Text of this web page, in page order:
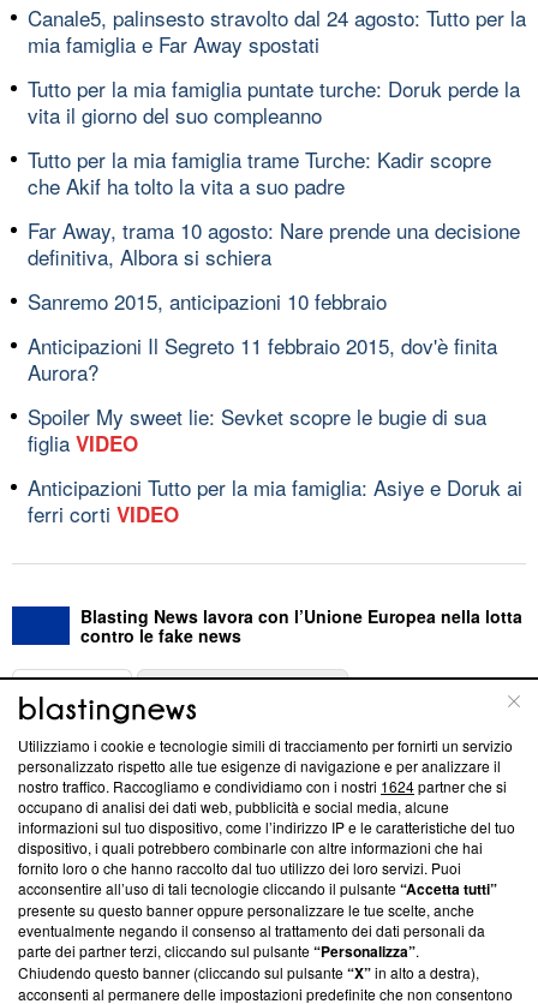
Canale5, palinsesto stravolto dal 24 agosto: Tutto per la
mia famiglia e Far Away spostati
Tutto per la mia famiglia puntate turche: Doruk perde la
vita il giorno del suo compleanno
Tutto per la mia famiglia trame Turche: Kadir scopre
che Akif ha tolto la vita a suo padre
Far Away, trama 10 agosto: Nare prende una decisione
definitiva, Albora si schiera
Sanremo 2015, anticipazioni 10 febbraio
Anticipazioni Il Segreto 11 febbraio 2015, dov'è finita
Aurora?
Spoiler My sweet lie: Sevket scopre le bugie di sua
figlia VIDEO
Anticipazioni Tutto per la mia famiglia: Asiye e Doruk ai
ferri corti VIDEO
Blasting News lavora con l’Unione Europea nella lotta
contro le fake news
ABOUT
Questa sezione offre informazioni trasparenti su Blasting
News, sui nostri processi editoriali e su come ci impegniamo a
creare news di qualità. Inoltre, afferma la nostra aderenza a
‘Trust Project - News with Integrity’Blasting News non è
ancora membro del programma, ma ha richiesto di farne
parte; Trust Project non ha ancora effettuato una verifica di
conformità agli standard.
Su di noi
Utilizziamo i cookie e tecnologie simili di tracciamento per fornirti un servizio
personalizzato rispetto alle tue esigenze di navigazione e per analizzare il
nostro traffico. Raccogliamo e condividiamo con i nostri 1624partner che si
occupano di analisi dei dati web, pubblicità e social media, alcune
informazioni sul tuo dispositivo, come l’indirizzo IP e le caratteristiche del tuo
dispositivo, i quali potrebbero combinarle con altre informazioni che hai
fornito loro o che hanno raccolto dal tuo utilizzo dei loro servizi. Puoi
acconsentire all’uso di tali tecnologie cliccando il pulsante“Accetta tutti”
presente su questo banner oppure personalizzare le tue scelte, anche
eventualmente negando il consenso al trattamento dei dati personali da
parte dei partner terzi, cliccando sul pulsante“Personalizza”.
Chiudendo questo banner (cliccando sul pulsante“X”in alto a destra),
acconsenti al permanere delle impostazioni predefinite che non consentono